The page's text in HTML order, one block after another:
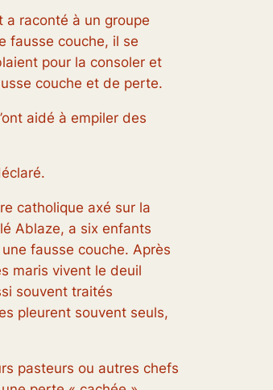
raconté à un groupe
fausse couche, il se
pour la consoler et
couche et de perte.
aidé à empiler des
catholique axé sur la
Ablaze, a six enfants
fausse couche. Après
maris vivent le deuil
souvent traités
pleurent souvent seuls,
pasteurs ou autres chefs